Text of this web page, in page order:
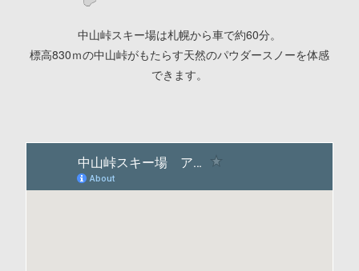
中山峠スキー場は札幌から車で約60分。
標高830ｍの中山峠がもたらす天然のパウダースノーを体感
できます。